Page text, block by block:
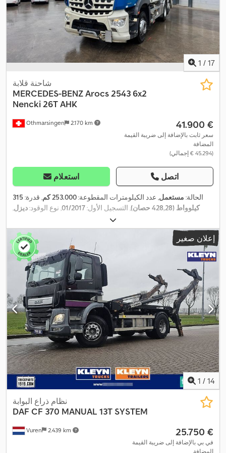
1 / 17
Othmarsingen 2.170 km
شاحنة قلابة
MERCEDES-BENZArocs 2543 6x2
Nencki 26T AHK
‏41.900 €
سعر ثابت بالإضافة إلى ضريبة القيمة
المضافة
(‏45.294 € إجمالي)
استعلام اتصل
الحالة: مستعمل, عدد الكيلومترات المقطوعة:253.000 كم , قدرة: 315
كيلوواط (428,28 حصان)
, التسجيل الأول:01/2017, نوع الوقود:ديزل,
, فرامل:
الانبعاثات:يورو 6 , معدات:مرشح السخام ,
إعلان صغير
1 / 14
Vuren 2.439 km
نظام ذراع البوابة
DAF CF 370 MANUAL 13T SYSTEM
‏25.750 €
في بي بالإضافة إلى ضريبة القيمة
المضافة